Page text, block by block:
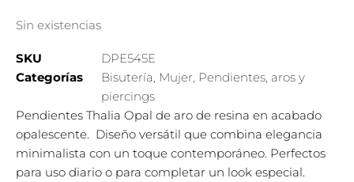
Sin existencias
SKU
DPE545E
Categorías
Bisutería, Mujer, Pendientes, aros y
piercings
Pendientes Thalia Opal de aro de resina en acabado
opalescente. Diseño versátil que combina elegancia
minimalista con un toque contemporáneo. Perfectos
para uso diario o para completar un look especial.